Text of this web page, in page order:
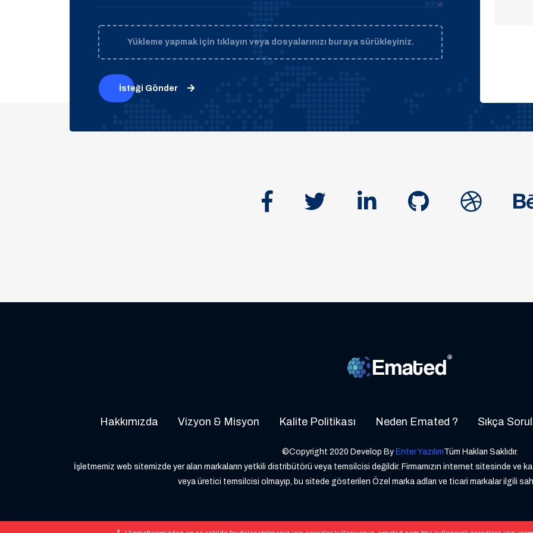
Yükleme yapmak için tıklayın veya dosyalarınızı buraya sürükleyiniz.
İsteği Gönder
Hakkımızda Vizyon & Misyon Kalite Politikası Neden Emated ? Sıkça
©Copyright 2020 Develop By Enter YazılımTüm Hakları Saklıdır.
İşletmemiz web sitemizde yer alan markaların yetkili distribütörü veya temsilcisi değildir. Firmamızın internet sitesinde ve
veya üretici temsilcisi olmayıp, bu sitede gösterilen Özel marka adları ve ticari markalar ilgili